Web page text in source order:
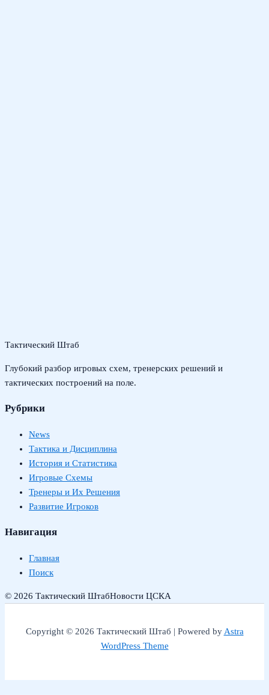
Тактический Штаб
Глубокий разбор игровых схем, тренерских решений и
тактических построений на поле.
Рубрики
News
Тактика и Дисциплина
История и Статистика
Игровые Схемы
Тренеры и Их Решения
Развитие Игроков
Навигация
Главная
Поиск
© 2026 Тактический ШтабНовости ЦСКА
Copyright © 2026 Тактический Штаб | Powered byAstra
WordPress Theme